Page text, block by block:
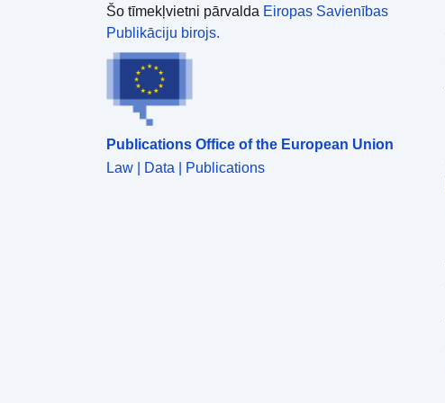
apdraudējumam ir tikpat zems vai augstas
intensitātes līmenis. Tāpēc bīstamības zonu
nav atbildīgs par šo datu publicēšanu, šī metadatu
lapa ir paredzēta tikai informācijaiŠī kartēšana ir
zonējums varbūtības rašanās parādības
saraušanās-piepūšanās māla augsnēs. Vispirms,
pamatojoties uz tīri fiziskiem kritērijiem, BRGM
izstrādāja jutīguma karti no departamenta
Šo tīmekļvietni pārvalda Eiropas Savienības
Publikāciju birojs.
Publications Office of the European Union
Law | Data | Publications